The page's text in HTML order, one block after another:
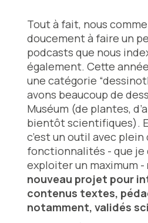
Tout à fait, nous
doucement à faire un
podcasts que nous
également. Cette
une catégorie
avons beaucoup de
Muséum (de plantes,
bientôt scientifiques).
c’est un outil avec plein
fonctionnalités - que je
exploiter un maximum -
nouveau projet pour
contenus textes,
notamment, validés